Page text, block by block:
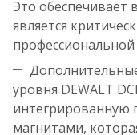
Это обеспечивает
является
уровня DEWALT
интегрированную
магнитами,